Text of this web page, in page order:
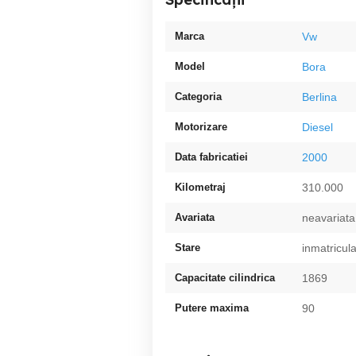
Marca Vw
Model Bora
Categoria Berlina
Motorizare Diesel
Data fabricatiei 2000
Kilometraj 310.000
Avariata neavariata
Stare
Capacitate cilindrica 1869
Putere maxima 90